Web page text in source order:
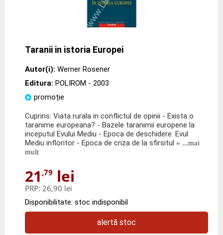
Taranii in istoria Europei
Autor(i): Werner Rosener
Editura: POLIROM - 2003
promoție
Cuprins: Viata rurala in conflictul de opinii - Exista o
taranime europeana? - Bazele taranimii europene la
inceputul Evului Mediu - Epoca de deschidere. Evul
Mediu infloritor - Epoca de criza de la sfirsitul » ...mai
mult
21 ,79 lei
PRP: 26,90 lei
Disponibilitate: stoc indisponibil
alertă stoc